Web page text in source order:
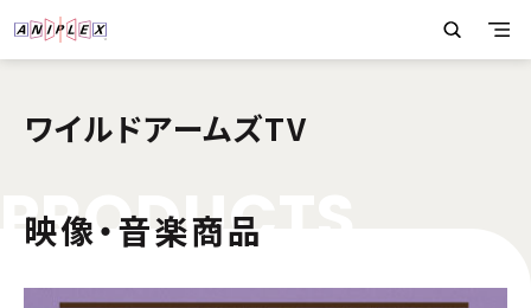
ワイルドアームズTV
PRODUC
映像・音楽商品